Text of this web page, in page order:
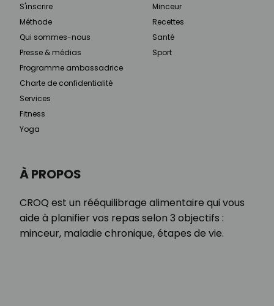
À PROPOS
CROQ est un rééquilibrage alimentaire qui vous
aide à planifier vos repas selon 3 objectifs :
minceur, maladie chronique, étapes de vie.
S'inscrire
Méthode
Qui sommes-nous
Presse & médias
Programme ambassadrice
Charte de confidentialité
Services
Fitness
Yoga
Minceur
Recettes
Santé
Sport